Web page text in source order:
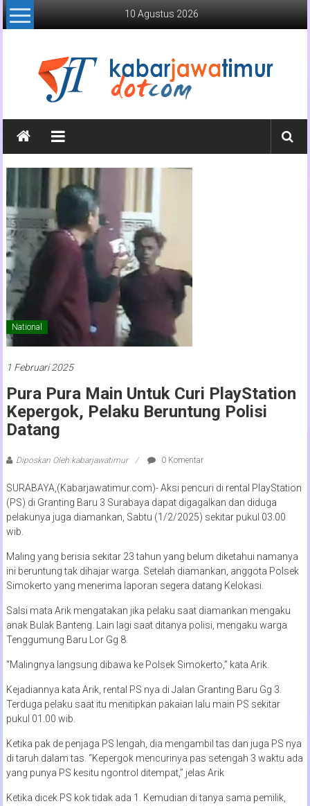
Lompat
ke
10 Agustus 2026
Kabar
Jawa
Timur
Online
Jawa
Timur
National
1 Februari 2025
Pura Pura Main Untuk Curi PlayStation
Kepergok, Pelaku Beruntung Polisi
Datang
Diposkan Oleh:kabarjawatimur 0 Komentar
SURABAYA,(Kabarjawatimur.com)- Aksi pencuri di rental PlayStation
(PS) di Granting Baru 3 Surabaya dapat digagalkan dan diduga
pelakunya juga diamankan, Sabtu (1/2/2025) sekitar pukul 03.00
wib.
Maling yang berisia sekitar 23 tahun yang belum diketahui namanya
ini beruntung tak dihajar warga. Setelah diamankan, anggota Polsek
Simokerto yang menerima laporan segera datang Kelokasi.
Salsi mata Arik mengatakan jika pelaku saat diamankan mengaku
anak Bulak Banteng. Lain lagi saat ditanya polisi, mengaku warga
Tenggumung Baru Lor Gg 8.
“Malingnya langsung dibawa ke Polsek Simokerto,” kata Arik.
Kejadiannya kata Arik, rental PS nya di Jalan Granting Baru Gg 3.
Terduga pelaku saat itu menitipkan pakaian lalu main PS sekitar
pukul 01.00 wib.
Ketika pak de penjaga PS lengah, dia mengambil tas dan juga PS nya
di taruh dalam tas. “Kepergok mencurinya pas setengah 3 waktu ada
yang punya PS kesitu ngontrol ditempat,” jelas Arik
Ketika dicek PS kok tidak ada 1. Kemudian di tanya sama pemilik,